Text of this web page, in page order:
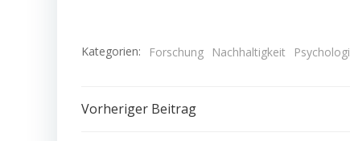
und 74 persönlichen Mitgliedern aus 10
Kategorien: Forschung Nachhaltigkeit
Beitragsnavigation
Vorheriger Beitrag